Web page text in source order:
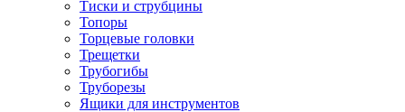
Тиски и струбцины
Топоры
Торцевые головки
Трещетки
Трубогибы
Труборезы
Ящики для инструментов